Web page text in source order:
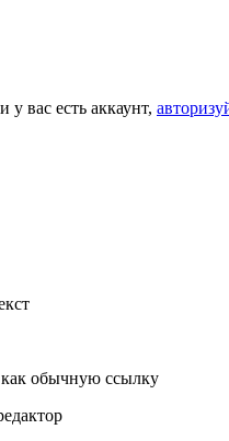
вас есть аккаунт,
обычную ссылку